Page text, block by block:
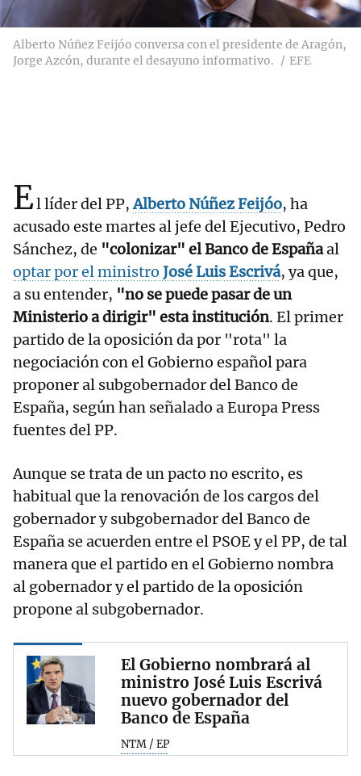
Alberto Núñez Feijóo conversa con el presidente de Aragón,
Jorge Azcón, durante el desayuno informativo.
EFE
El líder del PP, Alberto Núñez Feijóo, ha
acusado este martes al jefe del Ejecutivo, Pedro
Sánchez, de "colonizar" el Banco de Españaal
optar por el ministro José Luis Escrivá, ya que,
a su entender, "no se puede pasar de un
Ministerio a dirigir" esta institución. El primer
partido de la oposición da por "rota" la
negociación con el Gobierno español para
proponer al subgobernador del Banco de
España, según han señalado a Europa Press
fuentes del PP.
Aunque se trata de un pacto no escrito, es
habitual que la renovación de los cargos del
gobernador y subgobernador del Banco de
España se acuerden entre el PSOE y el PP, de tal
manera que el partido en el Gobierno nombra
al gobernador y el partido de la oposición
propone al subgobernador.
El Gobierno nombrará al
ministro José Luis Escrivá
nuevo gobernador del
Banco de España
NTM / EP